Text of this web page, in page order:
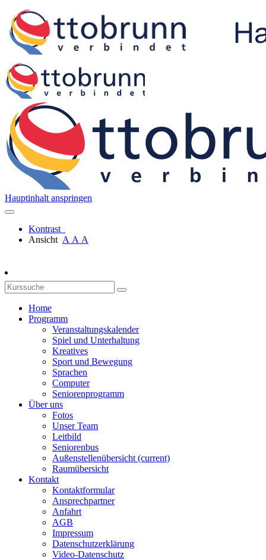
Hauptinhalt anspringen
Kontrast
Ansicht A A A
Home
Programm
Veranstaltungskalender
Spiel und Unterhaltung
Kreatives
Sport und Bewegung
Sprachen
Computer
Seniorenprogramm
Über uns
Fotos
Unser Team
Leitbild
Seniorenbus
Außenstellenübersicht (current)
Raumübersicht
Kontakt
Kontaktformular
Ansprechpartner
Anfahrt
AGB
Impressum
Datenschutzerklärung
Video-Datenschutz